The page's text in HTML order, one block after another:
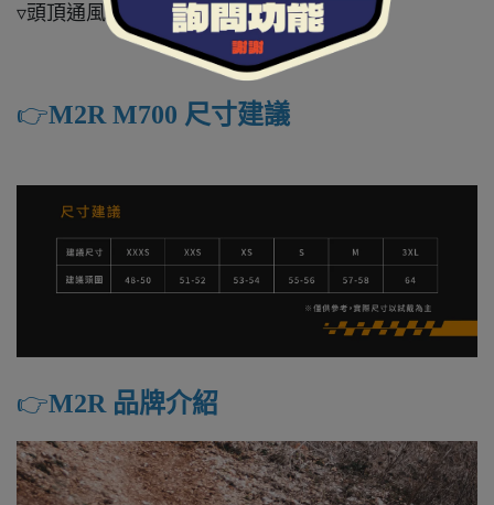
▿頭頂通風設計，較不易悶熱
👉️M2R M700 尺寸建議
👉️M2R 品牌介紹